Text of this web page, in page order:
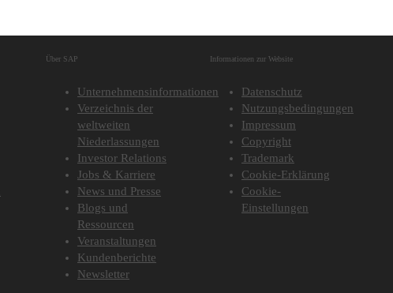
Über SAP
Unternehmensinformationen
Verzeichnis der
weltweiten
Niederlassungen
Investor Relations
Jobs & Karriere
News und Presse
Blogs und
Ressourcen
Veranstaltungen
Kundenberichte
Newsletter
Informationen zur Website
Datenschutz
Nutzungsbedingungen
Impressum
Copyright
Trademark
Cookie-Erklärung
Cookie-
Einstellungen